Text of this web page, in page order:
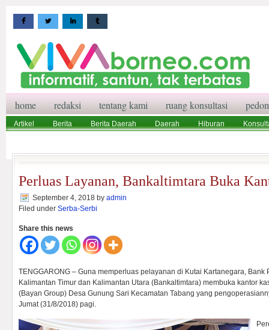
home redaksi tentang kami ruang konsultasi
Artikel Berita Berita Daerah Daerah Hiburan
Perluas Layanan, Bankaltimtara Buka
September 4, 2018 by admin
Filed under Serba-Serbi
Share this news
TENGGARONG – Guna memperluas pelayanan di Kutai Kartanegara, Bank
Kalimantan Timur dan Kalimantan Utara (Bankaltimtara) membuka kantor
(Bayan Group) Desa Gunung Sari Kecamatan Tabang yang
Jumat (31/8/2018) pagi.